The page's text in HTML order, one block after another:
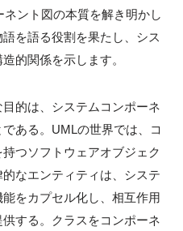
ント図の本質を解き明かし
を語る役割を果たし、シス
的関係を示します。
的は、システムコンポーネ
ある。UMLの世界では、コ
つソフトウェアオブジェク
なエンティティは、システ
をカプセル化し、相互作用
する。クラスをコンポーネ